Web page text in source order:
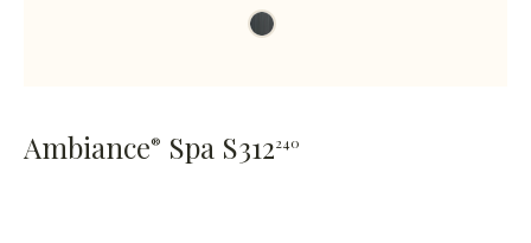
Ambiance® Spa S312240